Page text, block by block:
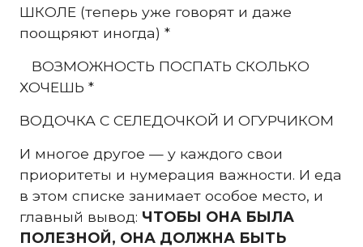
ШКОЛЕ (теперь уже говорят и даже
поощряют иногда) *
ВОЗМОЖНОСТЬ ПОСПАТЬ СКОЛЬКО
ХОЧЕШЬ *
ВОДОЧКА С СЕЛЕДОЧКОЙ И ОГУРЧИКОМ
И многое другое — у каждого свои
приоритеты и нумерация важности. И еда
в этом списке занимает особое место, и
главный вывод: ЧТОБЫ ОНА БЫЛА
ПОЛЕЗНОЙ, ОНА ДОЛЖНА БЫТЬ